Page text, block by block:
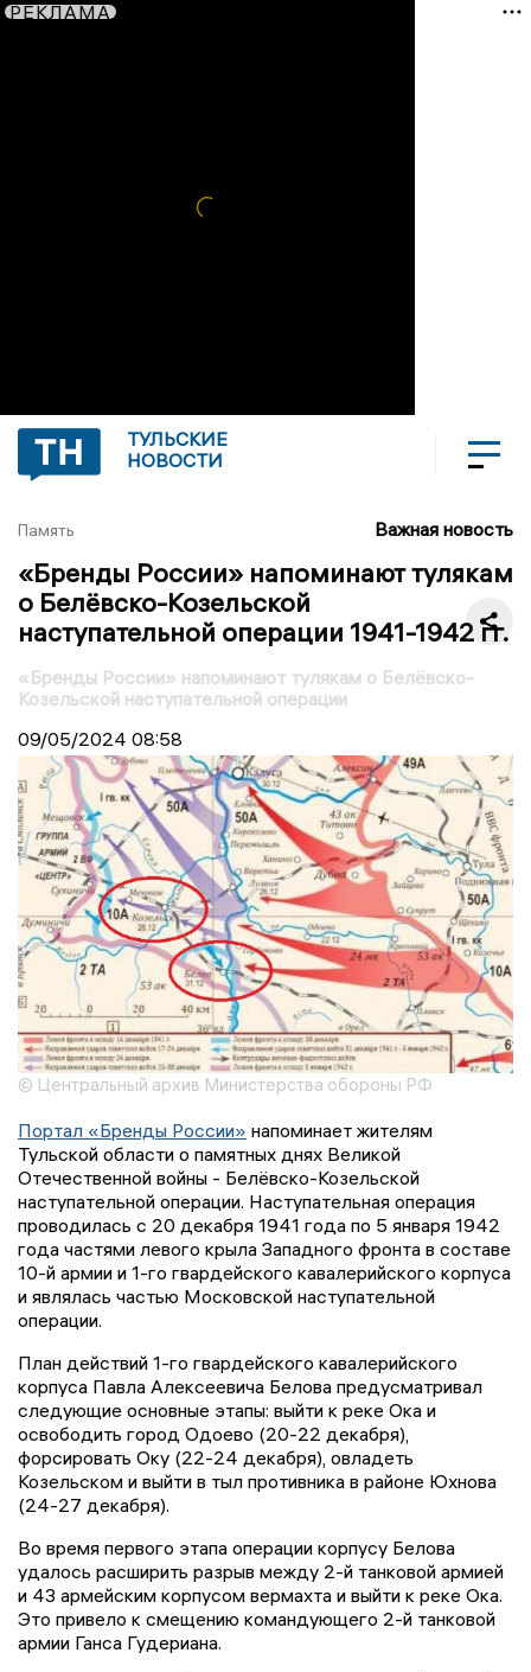
РЕКЛАМА
ТУЛЬСКИЕ
НОВОСТИ
Память Важная новость
«Бренды России» напоминают тулякам
о Белёвско-Козельской
наступательной операции 1941-1942 гг.
«Бренды России» напоминают тулякам о Белёвско-
Козельской наступательной операции
09/05/2024 08:58
© Центральный архив Министерства обороны РФ
Портал «Бренды России» напоминает жителям
Тульской области о памятных днях Великой
Отечественной войны - Белёвско-Козельской
наступательной операции. Наступательная операция
проводилась с 20 декабря 1941 года по 5 января 1942
года частями левого крыла Западного фронта в составе
10-й армии и 1-го гвардейского кавалерийского корпуса
и являлась частью Московской наступательной
операции.
План действий 1-го гвардейского кавалерийского
корпуса Павла Алексеевича Белова предусматривал
следующие основные этапы: выйти к реке Ока и
освободить город Одоево (20-22 декабря),
форсировать Оку (22-24 декабря), овладеть
Козельском и выйти в тыл противника в районе Юхнова
(24-27 декабря).
Во время первого этапа операции корпусу Белова
удалось расширить разрыв между 2-й танковой армией
и 43 армейским корпусом вермахта и выйти к реке Ока.
Это привело к смещению командующего 2-й танковой
армии Ганса Гудериана.